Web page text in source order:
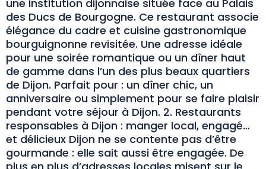
une institution dijonnaise située face au Palais
des Ducs de Bourgogne. Ce restaurant associe
élégance du cadre et cuisine gastronomique
bourguignonne revisitée. Une adresse idéale
pour une soirée romantique ou un dîner haut
de gamme dans l’un des plus beaux quartiers
de Dijon. Parfait pour : un dîner chic, un
anniversaire ou simplement pour se faire plaisir
pendant votre séjour à Dijon. 2. Restaurants
responsables à Dijon : manger local, engagé…
et délicieux Dijon ne se contente pas d’être
gourmande : elle sait aussi être engagée. De